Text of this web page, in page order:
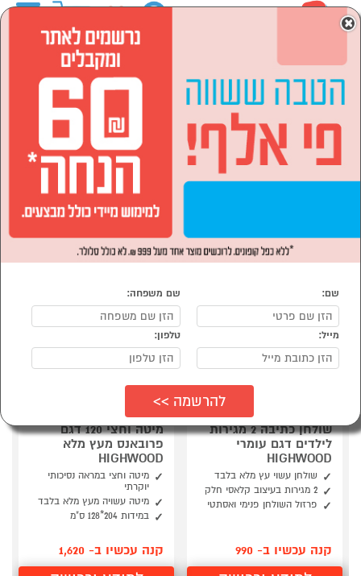
לבית ולגן
הסתר רשימת קטגוריות
רהיטים לבית (28) עיצוב הבית (3)
לבית ולגן Highwood הייווד
נמצאו 31 מוצרי לבית ולגן של ריהוט ילדים
שולחן כתיבה 2 מגירות
לילדים דגם עומרי
HIGHWOOD
שולחן עשוי עץ מלא בלבד
2 מגירות בעיצוב קלאסי חלק
פרזול השולחן פנימי ואסתטי
קנה עכשיו ב- 990
מיטה וחצי 120 דגם
פרובאנס מעץ מלא
HIGHWOOD
מיטה וחצי במראה נסיכותי
יוקרתי
מיטה עשויה מעץ מלא בלבד
במידות 204*128 ס"מ
קנה עכשיו ב- 1,620
×
שם: שם משפחה:
מייל: טלפון: